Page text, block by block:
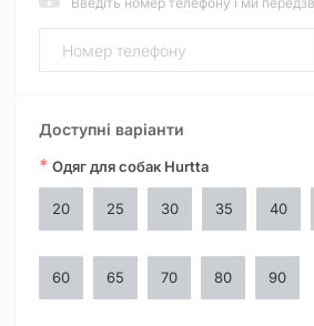
Доступні варіанти
* Одяг для собак Hurtta
20 25 30 35 40
60 65 70 80 90